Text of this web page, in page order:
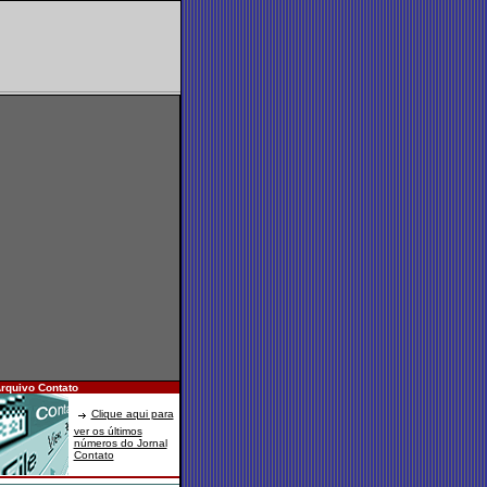
Contato
Clique aqui para
ver os últimos
números do Jornal
Contato